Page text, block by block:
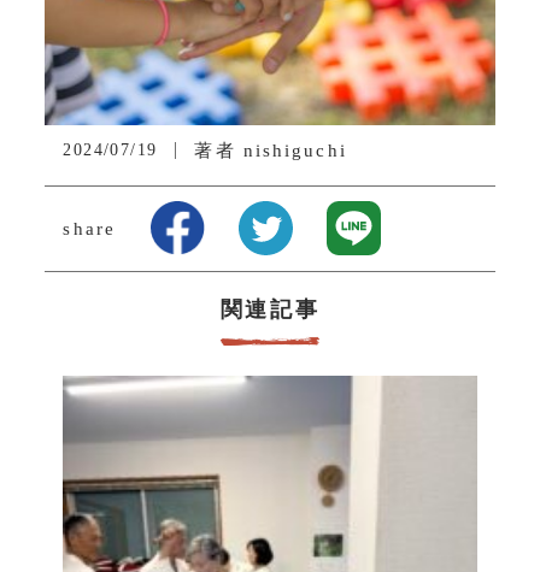
2024/07/19 著者 nishiguchi
share
関連記事